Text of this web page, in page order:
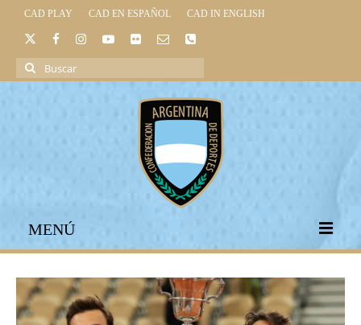
CAD PLAY CAD EN ESPAÑOL CAD IN ENGLISH
Buscar
por:
MENÚ
INICIO
INSTITUCIONAL